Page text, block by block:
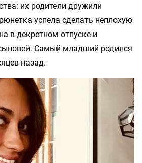
их родители дружили
успела сделать неплохую
в декретном отпуске и
Самый младший родился
назад.